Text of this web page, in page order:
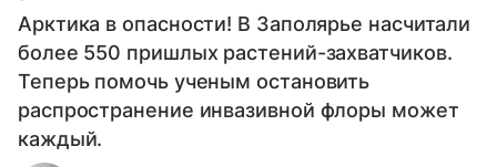
Арктика в опасности! В Заполярье насчитали
более 550 пришлых растений-захватчиков.
Теперь помочь ученым остановить
распространение инвазивной флоры может
каждый.